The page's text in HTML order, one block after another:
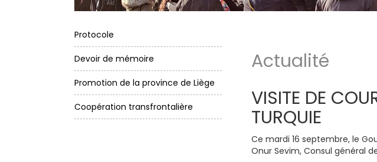
Protocole
Devoir de mémoire
Promotion de la province de Liège
Coopération transfrontalière
Actualité
VISITE DE
TURQUIE
Ce mardi 16 septembre, le
Onur Sevim, Consul général